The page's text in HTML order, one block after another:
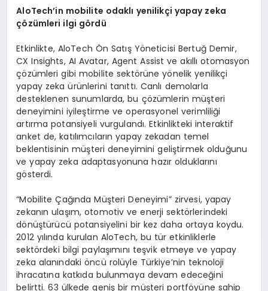
AloTech’in mobilite odaklı yenilikçi yapay zeka
çözümleri ilgi gördü
Etkinlikte, AloTech Ön Satış Yöneticisi Bertuğ Demir,
CX Insights, AI Avatar, Agent Assist ve akıllı otomasyon
çözümleri gibi mobilite sektörüne yönelik yenilikçi
yapay zeka ürünlerini tanıttı. Canlı demolarla
desteklenen sunumlarda, bu çözümlerin müşteri
deneyimini iyileştirme ve operasyonel verimliliği
artırma potansiyeli vurgulandı. Etkinlikteki interaktif
anket de, katılımcıların yapay zekadan temel
beklentisinin müşteri deneyimini geliştirmek olduğunu
ve yapay zeka adaptasyonuna hazır olduklarını
gösterdi.
“Mobilite Çağında Müşteri Deneyimi” zirvesi, yapay
zekanın ulaşım, otomotiv ve enerji sektörlerindeki
dönüştürücü potansiyelini bir kez daha ortaya koydu.
2012 yılında kurulan AloTech, bu tür etkinliklerle
sektördeki bilgi paylaşımını teşvik etmeye ve yapay
zeka alanındaki öncü rolüyle Türkiye’nin teknoloji
ihracatına katkıda bulunmaya devam edeceğini
belirtti. 63 ülkede geniş bir müşteri portföyüne sahip